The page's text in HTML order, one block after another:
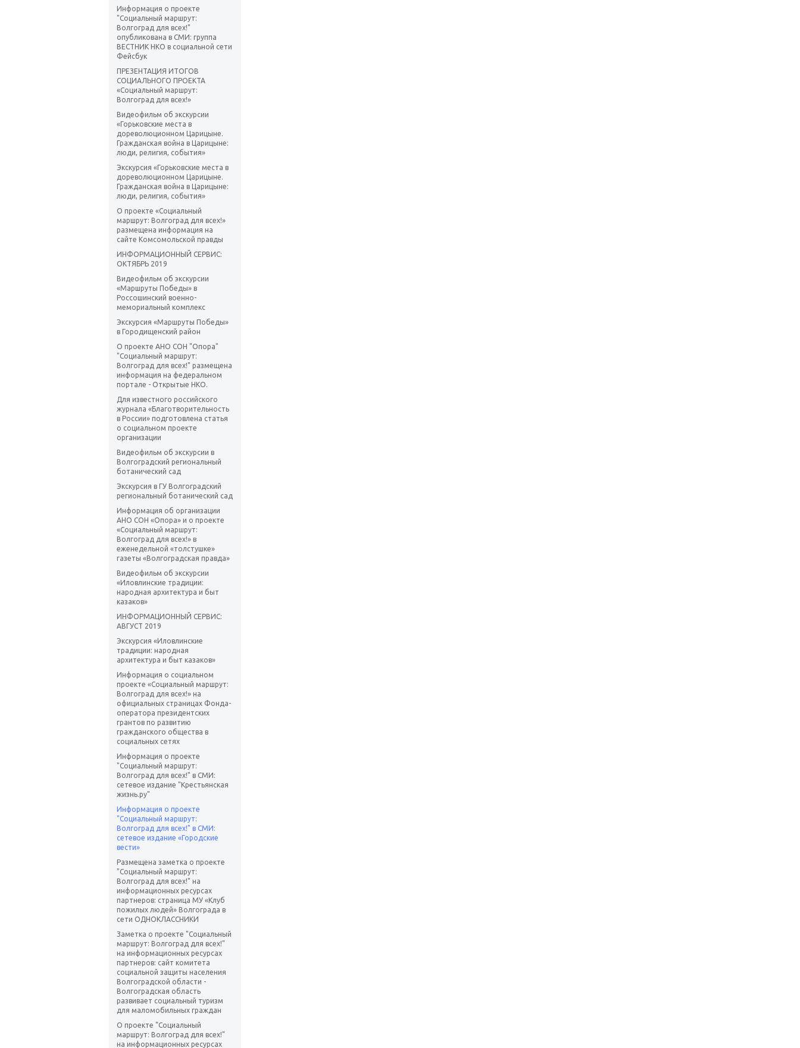
Информация о проекте
"Социальный маршрут:
Волгоград для всех!"
опубликована в СМИ: группа
ВЕСТНИК НКО в социальной сети
Фейсбук
ПРЕЗЕНТАЦИЯ ИТОГОВ
СОЦИАЛЬНОГО ПРОЕКТА
«Социальный маршрут:
Волгоград для всех!»
Видеофильм об экскурсии
«Горьковские места в
дореволюционном Царицыне.
Гражданская война в Царицыне:
люди, религия, события»
Экскурсия «Горьковские места в
дореволюционном Царицыне.
Гражданская война в Царицыне:
люди, религия, события»
О проекте «Социальный
маршрут: Волгоград для всех!»
размещена информация на
сайте Комсомольской правды
ИНФОРМАЦИОННЫЙ СЕРВИС:
ОКТЯБРЬ 2019
Видеофильм об экскурсии
«Маршруты Победы» в
Россошинский военно-
мемориальный комплекс
Экскурсия «Маршруты Победы»
в Городищенский район
О проекте АНО СОН "Опора"
"Социальный маршрут:
Волгоград для всех!" размещена
информация на федеральном
портале - Открытые НКО.
Для известного российского
журнала «Благотворительность
в России» подготовлена статья
о социальном проекте
организации
Видеофильм об экскурсии в
Волгоградский региональный
ботанический сад
Экскурсия в ГУ Волгоградский
региональный ботанический сад
Информация об организации
АНО СОН «Опора» и о проекте
«Социальный маршрут:
Волгоград для всех!» в
еженедельной «толстушке»
газеты «Волгоградская правда»
Видеофильм об экскурсии
«Иловлинские традиции:
народная архитектура и быт
казаков»
ИНФОРМАЦИОННЫЙ СЕРВИС:
АВГУСТ 2019
Экскурсия «Иловлинские
традиции: народная
архитектура и быт казаков»
Информация о социальном
проекте «Социальный маршрут:
Волгоград для всех!» на
официальных страницах Фонда-
оператора президентских
грантов по развитию
гражданского общества в
социальных сетях
Информация о проекте
"Социальный маршрут:
Волгоград для всех!" в СМИ:
сетевое издание "Крестьянская
жизнь.ру"
Информация о проекте
"Социальный маршрут:
Волгоград для всех!" в СМИ:
сетевое издание «Городские
вести»
Размещена заметка о проекте
"Социальный маршрут:
Волгоград для всех!" на
информационных ресурсах
партнеров: страница МУ «Клуб
пожилых людей» Волгограда в
сети ОДНОКЛАССНИКИ
Заметка о проекте "Социальный
маршрут: Волгоград для всех!"
на информационных ресурсах
партнеров: сайт комитета
социальной защиты населения
Волгоградской области -
Волгоградская область
развивает социальный туризм
для маломобильных граждан
О проекте "Социальный
маршрут: Волгоград для всех!"
на информационных ресурсах